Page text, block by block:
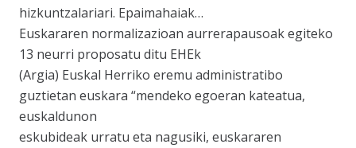
hizkuntzalariari. Epaimahaiak…
Euskararen normalizazioan aurrerapausoak egiteko
13 neurri proposatu ditu EHEk
(Argia) Euskal Herriko eremu administratibo
guztietan euskara “mendeko egoeran kateatua,
euskaldunon
eskubideak urratu eta nagusiki, euskararen